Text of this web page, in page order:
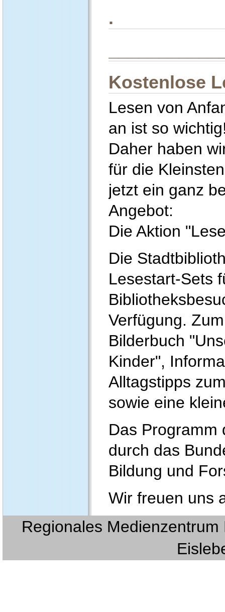
.
Kostenlose
Lesen von
an ist so
Daher haben
für die Kleinsten
jetzt ein ganz
Die Aktion
Die
Lesestart-Sets
Verfügung.
Bilderbuch
Kinder",
Alltagstipps
sowie eine
Das Programm
durch das
Bildung und
Wir freuen uns
Regionales